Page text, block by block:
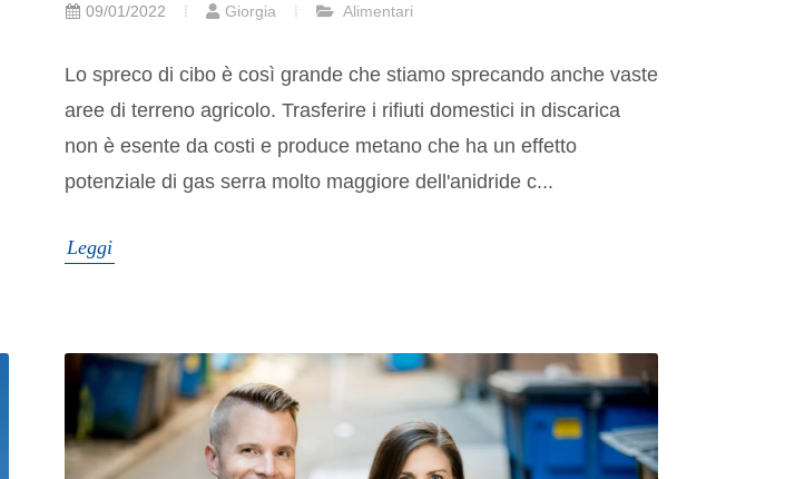
09/01/2022 Giorgia Alimentari
Lo spreco di cibo è così grande che stiamo sprecando anche vaste
aree di terreno agricolo. Trasferire i rifiuti domestici in discarica
non è esente da costi e produce metano che ha un effetto
potenziale di gas serra molto maggiore dell'anidride c...
Leggi